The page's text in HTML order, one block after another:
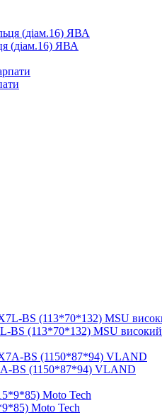
(діам.16) ЯВА
BS (113*70*132) MSU високий
BS (1150*87*94) VLAND
Moto Tech